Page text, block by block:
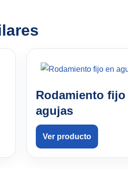
Rodamiento fijo
agujas
Ver producto